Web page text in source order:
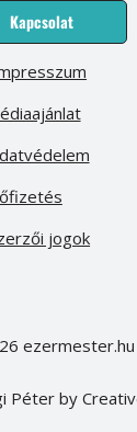
Kapcsolat
jogok
ezermester.hu
Péter by